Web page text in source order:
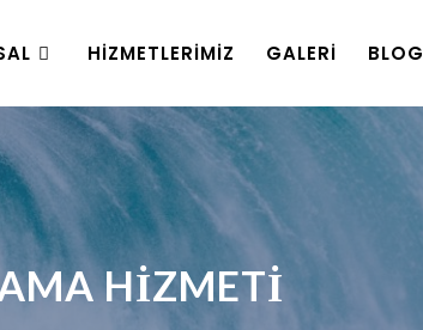
HIZMETLERIMIZ GALERI BLOG
HIZMETI